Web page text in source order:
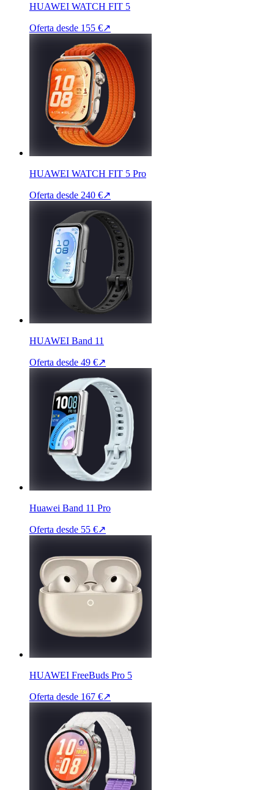
HUAWEI WATCH FIT 5
Oferta desde 155 €↗
HUAWEI WATCH FIT 5 Pro
Oferta desde 240 €↗
HUAWEI Band 11
Oferta desde 49 €↗
Huawei Band 11 Pro
Oferta desde 55 €↗
HUAWEI FreeBuds Pro 5
Oferta desde 167 €↗